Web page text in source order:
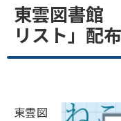
東雲図書館
リスト」配
東雲図